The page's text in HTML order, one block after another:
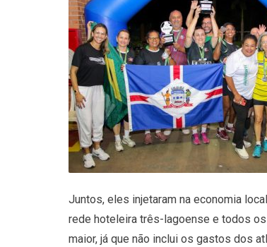
Juntos, eles injetaram na economia
rede hoteleira três-lagoense e todos
maior, já que não inclui os gastos dos